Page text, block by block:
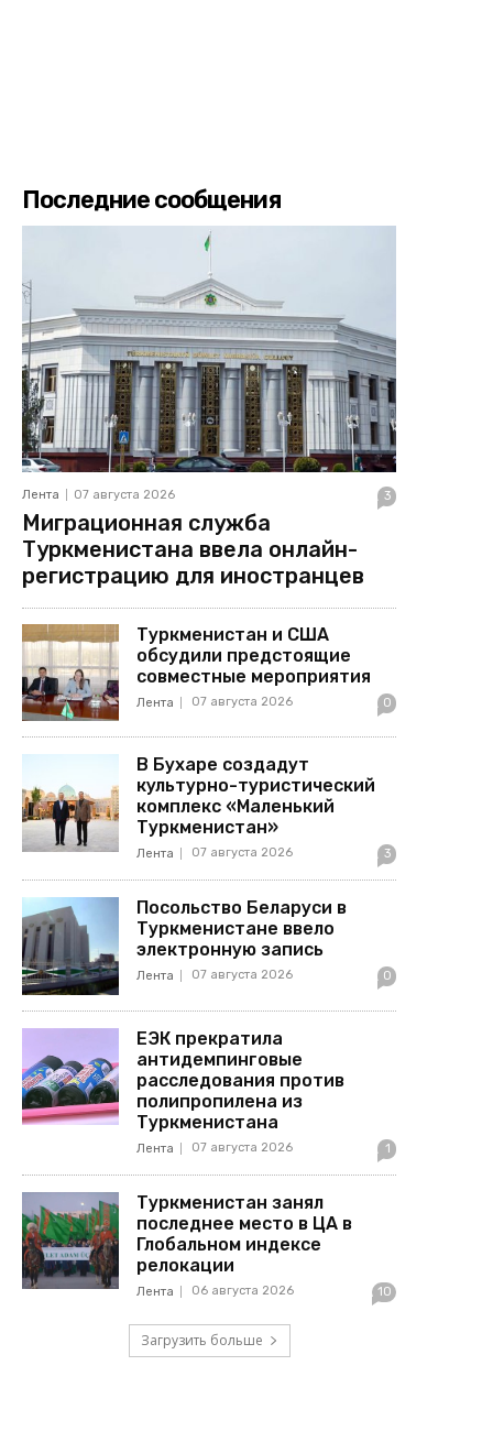
Последние сообщения
Лента 07 августа 2026 3
Миграционная служба
Туркменистана ввела онлайн-
регистрацию для иностранцев
Туркменистан и США
обсудили предстоящие
совместные мероприятия
Лента 07 августа 2026 0
В Бухаре создадут
культурно-туристический
комплекс «Маленький
Туркменистан»
Лента 07 августа 2026 3
Посольство Беларуси в
Туркменистане ввело
электронную запись
Лента 07 августа 2026 0
ЕЭК прекратила
антидемпинговые
расследования против
полипропилена из
Туркменистана
Лента 07 августа 2026 1
Туркменистан занял
последнее место в ЦА в
Глобальном индексе
релокации
Лента 06 августа 2026 10
Загрузить больше